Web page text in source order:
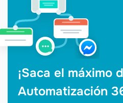
¡Saca el máximo
Automatización